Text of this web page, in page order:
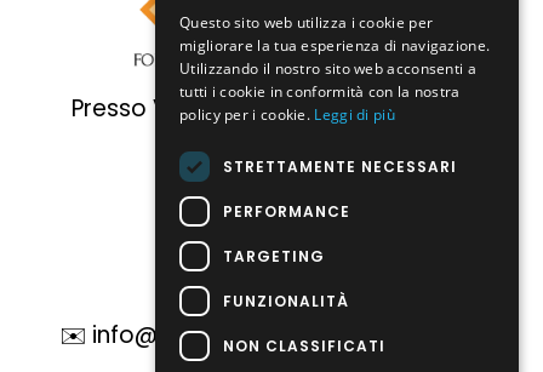
Presso Villa Fassati | Via Cantone, 2
Reggiolo (RE)
☎️ 0522 1900198
✉️ info@fondazioneofficinabellearti.it
Questo sito web utilizza i cookie per
migliorare la tua esperienza di navigazione.
Utilizzando il nostro sito web acconsenti a
tutti i cookie in conformità con la nostra
policy per i cookie. Leggi di più
STRETTAMENTE NECESSARI
PERFORMANCE
TARGETING
FUNZIONALITÀ
NON CLASSIFICATI